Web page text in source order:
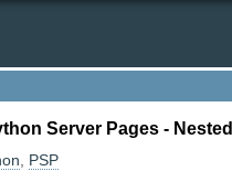
Server Pages -
PSP